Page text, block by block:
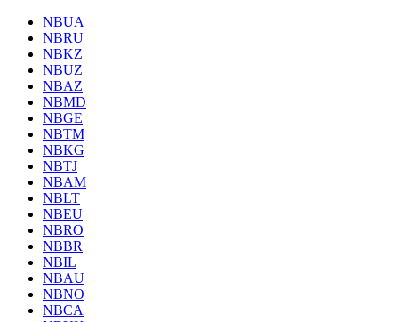
NBUA
NBRU
NBKZ
NBUZ
NBAZ
NBMD
NBGE
NBTM
NBKG
NBTJ
NBAM
NBLT
NBEU
NBRO
NBBR
NBIL
NBAU
NBNO
NBCA